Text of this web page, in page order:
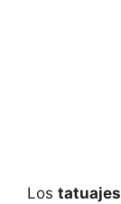
Los